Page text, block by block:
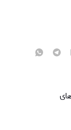
۲۵ گرمی (رنگ‌های